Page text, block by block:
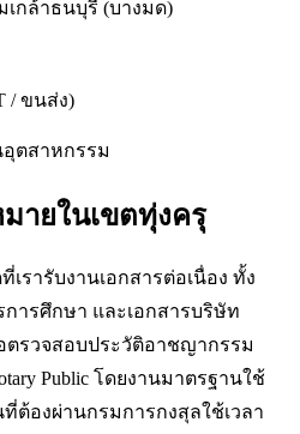
กล้าธนบุรี (บางมด)
/ ขนส่ง)
ตสาหกรรม
ายในเขตทุ่งครุ
รารับงานเอกสารต่อเนื่อง ทั้ง
การศึกษา และเอกสารบริษัท
รวจสอบประวัติอาชญากรรม
Public โดยงานมาตรฐานใช้
ที่ต้องผ่านกรมการกงสุลใช้เวลา